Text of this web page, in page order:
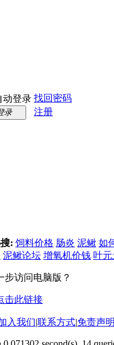
动登录 找回密码
录
注册
: 饲料价格 肠炎 泥鳅 如
泥鳅论坛 增氧机价钱 叶
步访问电脑版？
击此链接
入我们|联系方式|免责声